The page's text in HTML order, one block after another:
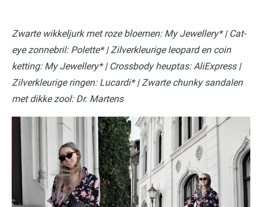
Zwarte wikkeljurk met roze bloemen: My Jewellery* | Cat-
eye zonnebril: Polette* | Zilverkleurige leopard en coin
ketting: My Jewellery* | Crossbody heuptas: AliExpress |
Zilverkleurige ringen: Lucardi* | Zwarte chunky sandalen
met dikke zool: Dr. Martens